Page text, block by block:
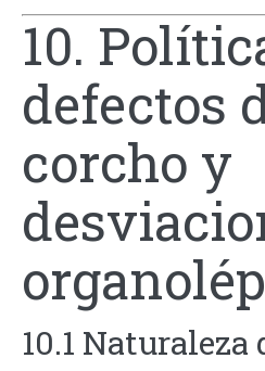
10.
defectos
corcho y
10.1 Naturaleza